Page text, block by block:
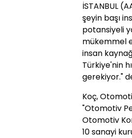
İSTANBUL
şeyin başı
potansiyeli
mükemmel
insan
Türkiye'nin
gerekiyor."
Koç,
"Otomotiv
Otomotiv
10 sanayi